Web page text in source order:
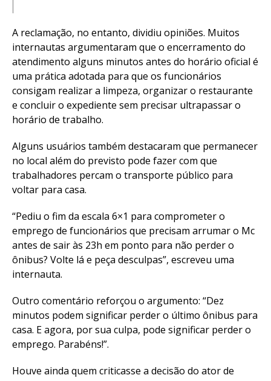
A reclamação, no entanto, dividiu opiniões. Muitos
internautas argumentaram que o encerramento do
atendimento alguns minutos antes do horário oficial é
uma prática adotada para que os funcionários
consigam realizar a limpeza, organizar o restaurante
e concluir o expediente sem precisar ultrapassar o
horário de trabalho.
Alguns usuários também destacaram que permanecer
no local além do previsto pode fazer com que
trabalhadores percam o transporte público para
voltar para casa.
“Pediu o fim da escala 6×1 para comprometer o
emprego de funcionários que precisam arrumar o Mc
antes de sair às 23h em ponto para não perder o
ônibus? Volte lá e peça desculpas”, escreveu uma
internauta.
Outro comentário reforçou o argumento: “Dez
minutos podem significar perder o último ônibus para
casa. E agora, por sua culpa, pode significar perder o
emprego. Parabéns!”.
Houve ainda quem criticasse a decisão do ator de